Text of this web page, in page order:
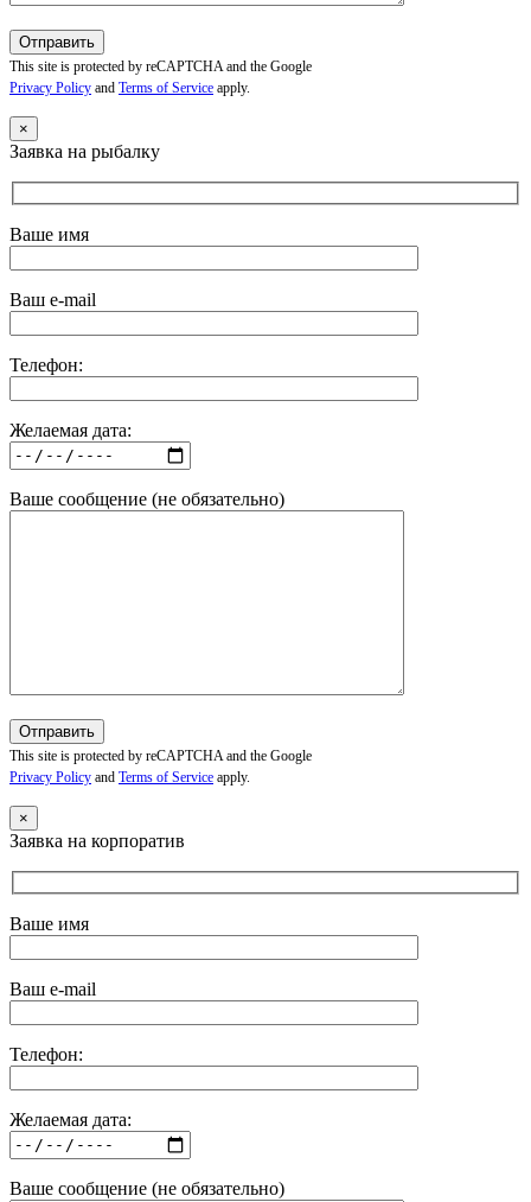
This site is protected by reCAPTCHA and the Google
Privacy Policy and Terms of Service apply.
×
Заявка на рыбалку
Ваше имя
Ваш e-mail
Телефон:
Желаемая дата:
Ваше сообщение (не обязательно)
This site is protected by reCAPTCHA and the Google
Privacy Policy and Terms of Service apply.
×
Заявка на корпоратив
Ваше имя
Ваш e-mail
Телефон:
Желаемая дата:
Ваше сообщение (не обязательно)